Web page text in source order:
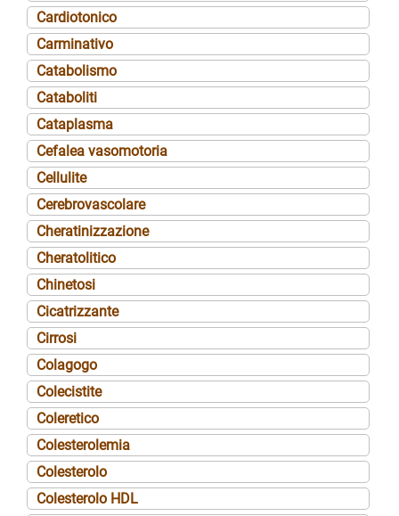
Cardiotonico
Carminativo
Catabolismo
Cataboliti
Cataplasma
Cefalea vasomotoria
Cellulite
Cerebrovascolare
Cheratinizzazione
Cheratolitico
Chinetosi
Cicatrizzante
Cirrosi
Colagogo
Colecistite
Coleretico
Colesterolemia
Colesterolo
Colesterolo HDL